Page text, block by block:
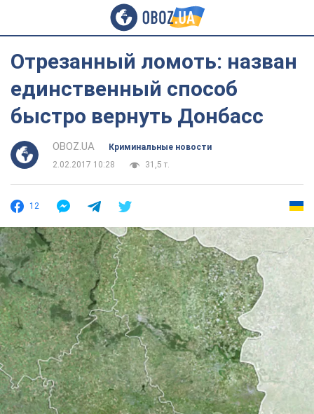
Отрезанный ломоть: назван
единственный способ
быстро вернуть Донбасс
OBOZ.UA
Криминальные новости
2.02.2017 10:28
31,5 т.
12